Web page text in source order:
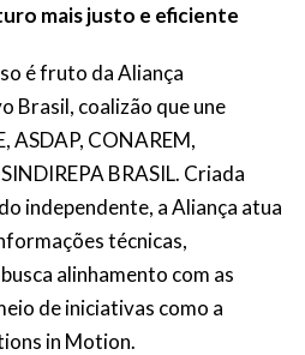
mais justo e eficiente
é fruto da Aliança
coalizão que une
ASDAP, CONAREM,
BRASIL. Criada
independente, a Aliança atua
técnicas,
alinhamento com as
de iniciativas como a
in Motion.